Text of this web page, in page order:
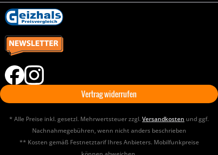
Vertrag widerrufen
* Alle Preise inkl. gesetzl. Mehrwertsteuer zzgl.Versandkosten und ggf.
Nachnahmegebühren, wenn nicht anders beschrieben
** Kosten gemäß Festnetztarif Ihres Anbieters. Mobilfunkpreise